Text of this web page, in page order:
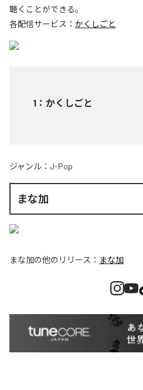
聴くことができる。
各配信サービス： かくしごと
1 ： かくしごと
ジャンル： J-Pop
まな加
まな加の他のリリース： まな加